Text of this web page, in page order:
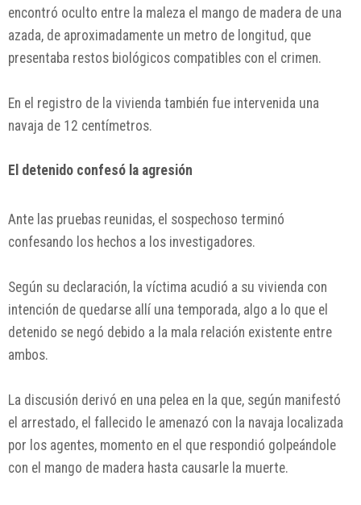
encontró oculto entre la maleza el mango de madera de una
azada, de aproximadamente un metro de longitud, que
presentaba restos biológicos compatibles con el crimen.
En el registro de la vivienda también fue intervenida una
navaja de 12 centímetros.
El detenido confesó la agresión
Ante las pruebas reunidas, el sospechoso terminó
confesando los hechos a los investigadores.
Según su declaración, la víctima acudió a su vivienda con
intención de quedarse allí una temporada, algo a lo que el
detenido se negó debido a la mala relación existente entre
ambos.
La discusión derivó en una pelea en la que, según manifestó
el arrestado, el fallecido le amenazó con la navaja localizada
por los agentes, momento en el que respondió golpeándole
con el mango de madera hasta causarle la muerte.